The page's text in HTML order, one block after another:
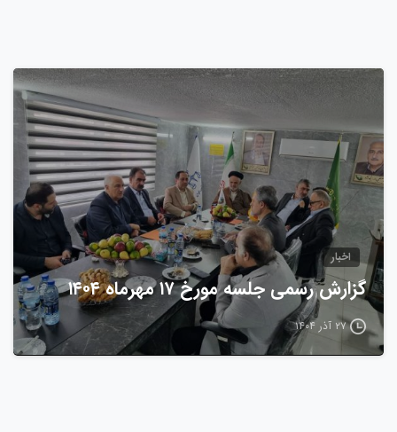
0
اخبار
گزارش رسمی جلسه مورخ ۱۷ مهرماه ۱۴۰۴
۲۷ آذر ۱۴۰۴